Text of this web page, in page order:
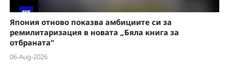
Япония отново показва амбициите си за
ремилитаризация в новата „Бяла книга за
отбраната“
06-Aug-2026